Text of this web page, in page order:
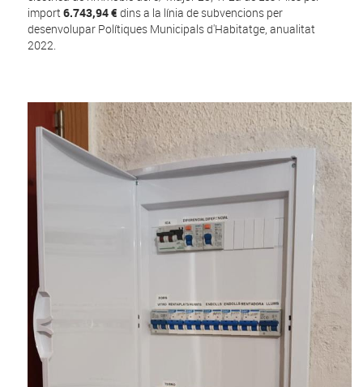
import6.743,94 € dins a la línia de subvencions per
desenvolupar Polítiques Municipals d'Habitatge, anualitat
2022.